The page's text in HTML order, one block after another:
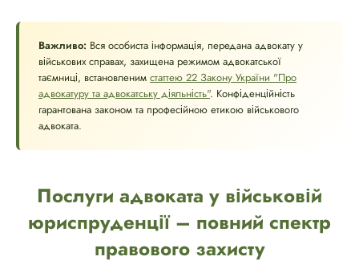
Важливо: Вся особиста інформація, передана адвокату у
військових справах, захищена режимом адвокатської
таємниці, встановленим статтею 22 Закону України "Про
адвокатуру та адвокатську діяльність". Конфіденційність
гарантована законом та професійною етикою військового
адвоката.
Послуги адвоката у військовій
юриспруденції – повний спектр
правового захисту